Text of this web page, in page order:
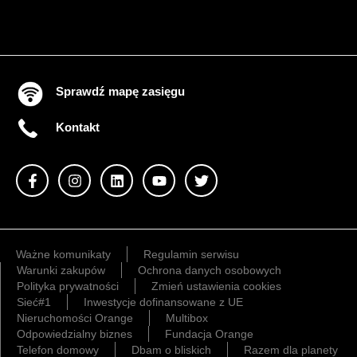
Sprawdź mapę zasięgu
Kontakt
Ważne komunikaty
Regulamin serwisu
Warunki zakupów
Ochrona danych osobowych
Polityka prywatności
Zmień ustawienia cookies
Sieć#1
Inwestycje dofinansowane z UE
Nieruchomości Orange
Multibox
Odpowiedzialny biznes
Fundacja Orange
Telefon domowy
Dbam o bliskich Razem dla planety